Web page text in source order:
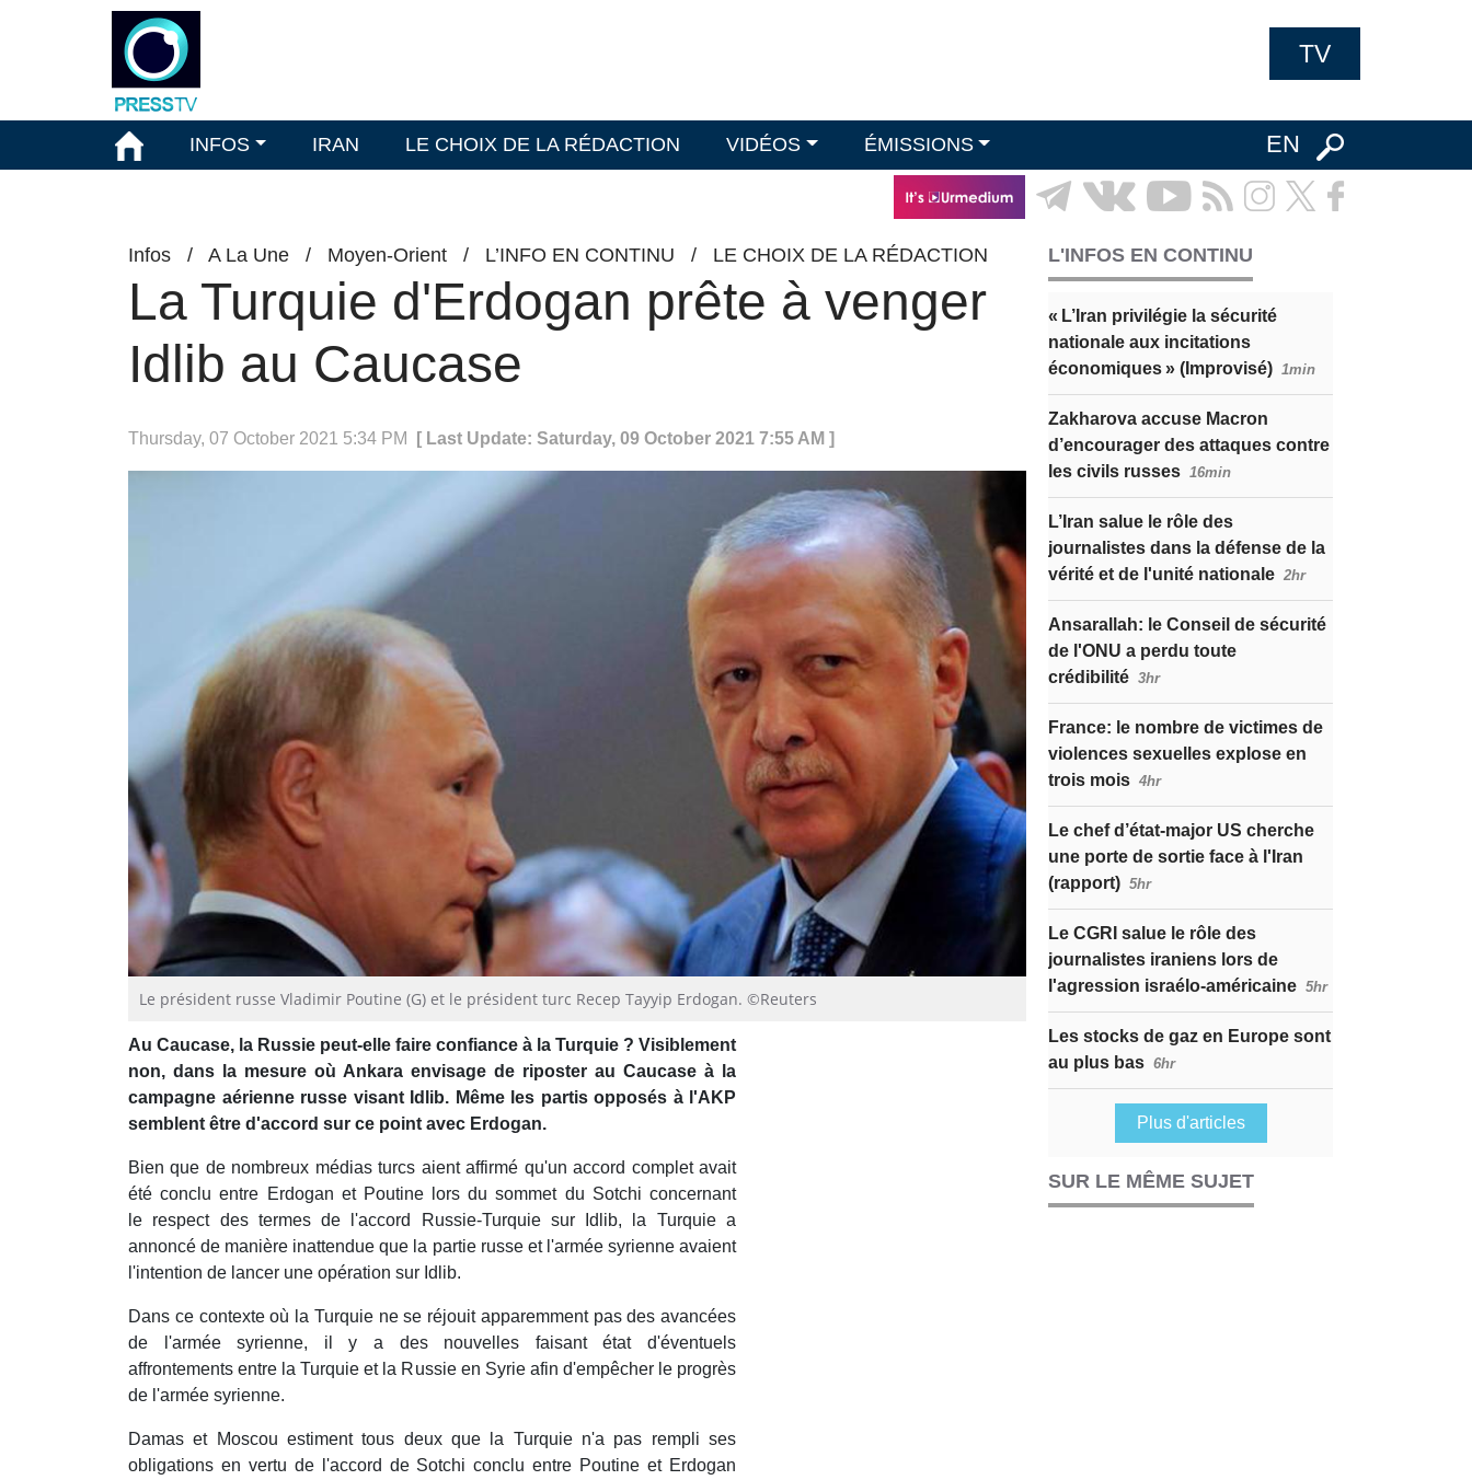
TV
INFOS IRAN LE CHOIX DE LA RÉDACTION VIDÉOS ÉMISSIONS EN
Infos / A La Une / Moyen-Orient / L’INFO EN CONTINU / LE CHOIX DE LA RÉDACTION
La Turquie d'Erdogan prête à venger
Idlib au Caucase
Thursday, 07 October 2021 5:34 PM [ Last Update: Saturday, 09 October 2021 7:55 AM ]
Le président russe Vladimir Poutine (G) et le président turc Recep Tayyip Erdogan. ©Reuters
Au Caucase, la Russie peut-elle faire confiance à la Turquie ? Visiblement
non, dans la mesure où Ankara envisage de riposter au Caucase à la
campagne aérienne russe visant Idlib. Même les partis opposés à l'AKP
semblent être d'accord sur ce point avec Erdogan.
Bien que de nombreux médias turcs aient affirmé qu'un accord complet avait
été conclu entre Erdogan et Poutine lors du sommet du Sotchi concernant
le respect des termes de l'accord Russie-Turquie sur Idlib, la Turquie a
annoncé de manière inattendue que la partie russe et l'armée syrienne avaient
l'intention de lancer une opération sur Idlib.
Dans ce contexte où la Turquie ne se réjouit apparemment pas des avancées
de l'armée syrienne, il y a des nouvelles faisant état d'éventuels
affrontements entre la Turquie et la Russie en Syrie afin d'empêcher le progrès
de l'armée syrienne.
Damas et Moscou estiment tous deux que la Turquie n'a pas rempli ses
obligations en vertu de l'accord de Sotchi conclu entre Poutine et Erdogan
L'INFOS EN CONTINU
« L’Iran privilégie la sécurité
nationale aux incitations
économiques » (Improvisé) 1min
Zakharova accuse Macron
d’encourager des attaques contre
les civils russes 16min
L’Iran salue le rôle des
journalistes dans la défense de la
vérité et de l'unité nationale 2hr
Ansarallah: le Conseil de sécurité
de l'ONU a perdu toute
crédibilité 3hr
France: le nombre de victimes de
violences sexuelles explose en
trois mois 4hr
Le chef d’état-major US cherche
une porte de sortie face à l'Iran
(rapport) 5hr
Le CGRI salue le rôle des
journalistes iraniens lors de
l'agression israélo-américaine 5hr
Les stocks de gaz en Europe sont
au plus bas 6hr
Plus d'articles
SUR LE MÊME SUJET